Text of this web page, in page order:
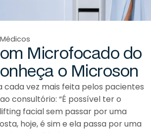
Médicos
om M icrofocado do
on heça o M icroson
cada vez mais feita pelos pacientes
consultório: “É possível ter o
facial sem passar por uma
hoje, é sim e ela passa por uma